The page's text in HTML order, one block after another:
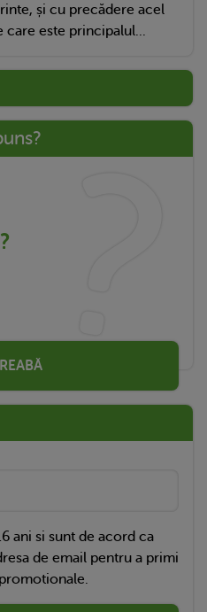
și cu precădere acel
care este principalul...
ani si sunt de acord ca
de email pentru a primi